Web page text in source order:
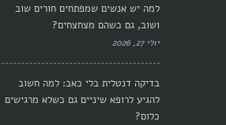
למה יש אנשים שמפתחים חורים שוב
ושוב, גם כשהם מצחצחים?
יולי 27, 2026
בדיקה דנטלית בלי כאב: למה חשוב
להגיע לרופא שיניים גם כשלא מרגישים
כלום?